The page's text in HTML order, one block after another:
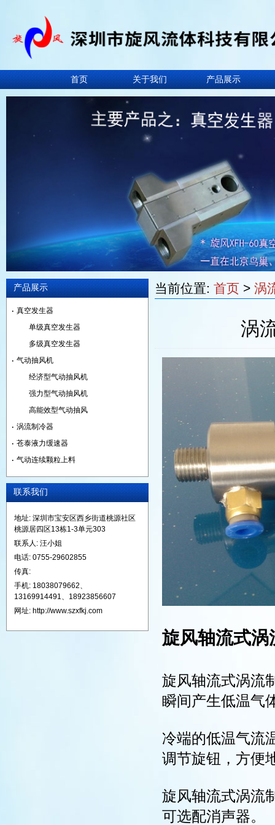
首页 关于我们 产品展示
当前位置: 首页 > 涡
涡
旋风轴流式涡
旋风轴流式涡流
瞬间产生低温气
冷端的低温气流
调节旋钮，方便
旋风轴流式涡流
可选配消声器。
产品展示
真空发生器
单级真空发生器
多级真空发生器
气动抽风机
经济型气动抽风机
强力型气动抽风机
高能效型气动抽风
涡流制冷器
苍泰液力缓速器
气动连续颗粒上料
联系我们
地址: 深圳市宝安区西乡街道桃源社区
桃源居四区13栋1-3单元303
联系人: 汪小姐
电话: 0755-29602855
传真:
手机: 18038079662、
13169914491、18923856607
网址: http://www.szxfkj.com